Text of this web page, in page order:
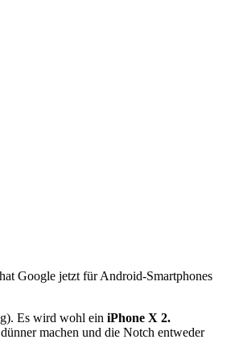
Google jetzt für Android-Smartphones
Es wird wohl ein iPhone X 2.
machen und die Notch entweder